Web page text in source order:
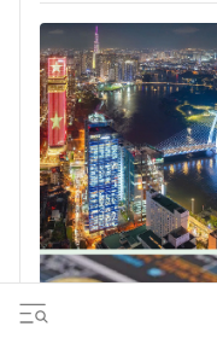
Quyết sách